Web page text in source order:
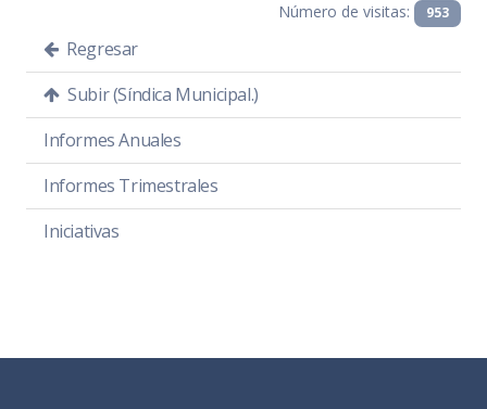
Número de visitas: 953
Regresar
Subir (Síndica Municipal.)
Informes Anuales
Informes Trimestrales
Iniciativas